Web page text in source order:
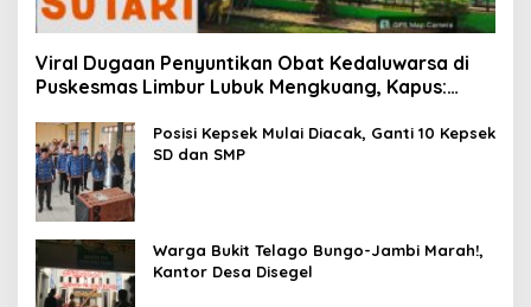
Viral Dugaan Penyuntikan Obat Kedaluwarsa di
Puskesmas Limbur Lubuk Mengkuang, Kapus:
Posisi Kepsek Mulai Diacak, Ganti 10 Kepsek
SD dan SMP
Warga Bukit Telago Bungo-Jambi Marah!,
Kantor Desa Disegel